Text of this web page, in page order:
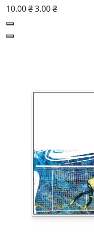
10.00 ₴3.00 ₴